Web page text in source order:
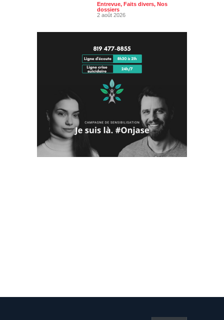
Entrevue, Faits divers, Nos
dossiers
2 août 2026